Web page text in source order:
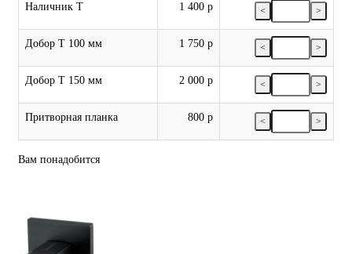
Наличник Т 1 400 р < >
Добор Т 100 мм 1 750 р < >
Добор Т 150 мм 2 000 р < >
Притворная планка 800 р < >
Вам понадобится